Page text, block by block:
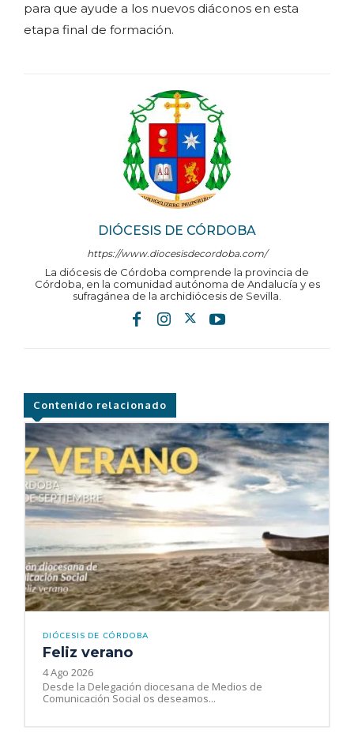
DIÓCESIS DE CÓRDOBA
https://www.diocesisdecordoba.com/
La diócesis de Córdoba comprende la provincia de
Córdoba, en la comunidad autónoma de Andalucía y es
sufragánea de la archidiócesis de Sevilla.
para que ayude a los nuevos diáconos en esta
etapa final de formación.
Contenido relacionado
DIÓCESIS DE CÓRDOBA
Feliz verano
4 Ago 2026
Desde la Delegación diocesana de Medios de
Comunicación Social os deseamos...